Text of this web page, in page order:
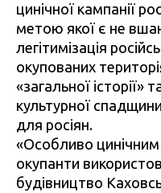
цинічної кампанії
метою якої є не
легітимізація
окупованих
«загальної історії»
культурної
для росіян.
«Особливо цинічним
окупанти
будівництво